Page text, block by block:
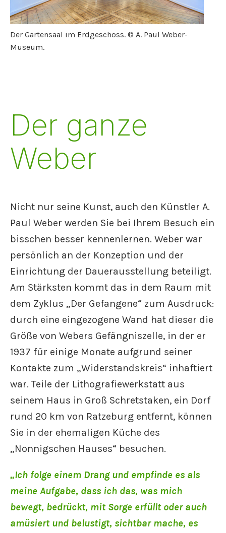
Der Gartensaal im Erdgeschoss. © A. Paul Weber-
Museum.
Der ganze
Weber
Nicht nur seine Kunst, auch den Künstler A.
Paul Weber werden Sie bei Ihrem Besuch ein
bisschen besser kennenlernen. Weber war
persönlich an der Konzeption und der
Einrichtung der Dauerausstellung beteiligt.
Am Stärksten kommt das in dem Raum mit
dem Zyklus „Der Gefangene“ zum Ausdruck:
durch eine eingezogene Wand hat dieser die
Größe von Webers Gefängniszelle, in der er
1937 für einige Monate aufgrund seiner
Kontakte zum „Widerstandskreis“ inhaftiert
war. Teile der Lithografiewerkstatt aus
seinem Haus in Groß Schretstaken, ein Dorf
rund 20 km von Ratzeburg entfernt, können
Sie in der ehemaligen Küche des
„Nonnigschen Hauses“ besuchen.
„Ich folge einem Drang und empfinde es als
meine Aufgabe, dass ich das, was mich
bewegt, bedrückt, mit Sorge erfüllt oder auch
amüsiert und belustigt, sichtbar mache, es